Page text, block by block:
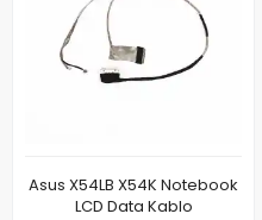
Asus X54LB X54K Notebook
LCD Data Kablo